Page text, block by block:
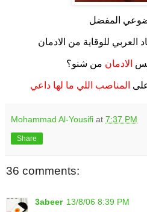
المفضل
العربي للوقاية من الادمان
الادمان من شنو؟
المناصب اللي ما لها داعي
Mohammad Al-Yousifi at 7:37 PM
Share
36 comments:
3abeer 13/8/06 8:39 PM